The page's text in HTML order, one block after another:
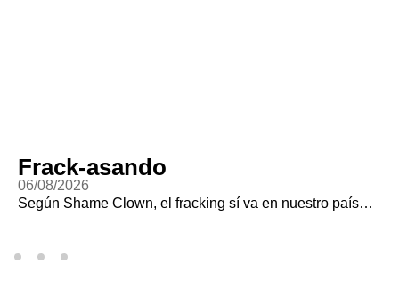
Frack-asando
06/08/2026
Según Shame Clown, el fracking sí va en nuestro país…